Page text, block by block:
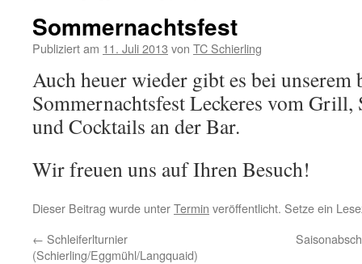
Sommernachtsfest
Publiziert am 11. Juli 2013 von TC Schierling
Auch heuer wieder gibt es bei unserem
Sommernachtsfest Leckeres vom Grill,
und Cocktails an der Bar.
Wir freuen uns auf Ihren Besuch!
Dieser Beitrag wurde unterTermin veröffentlicht. Setze ein
← Schleiferlturnier
(Schierling/Eggmühl/Langquaid)